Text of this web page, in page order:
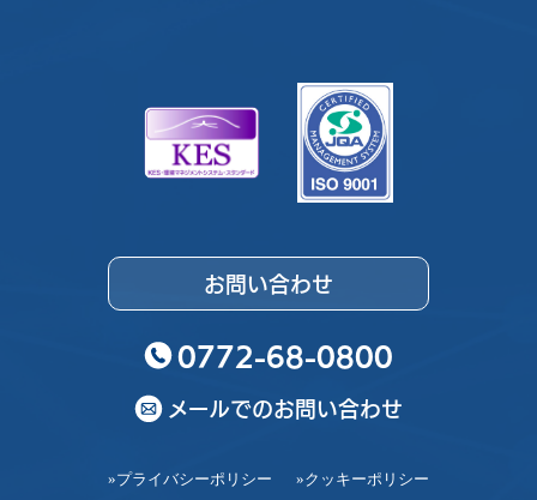
お問い合わせ
0772-68-0800
メールでのお問い合わせ
»プライバシーポリシー »クッキーポリシー